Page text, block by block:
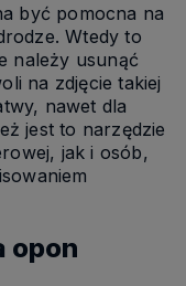
być pomocna na
Wtedy to
należy usunąć
na zdjęcie takiej
nawet dla
jest to narzędzie
jak i osób,
opon